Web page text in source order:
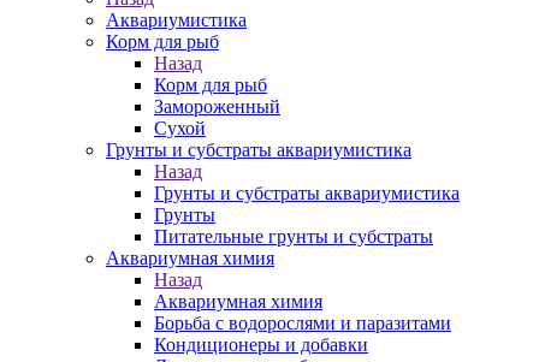
Аквариумистика
Корм для рыб
Назад
Корм для рыб
Замороженный
Сухой
Грунты и субстраты аквариумистика
Назад
Грунты и субстраты аквариумистика
Грунты
Питательные грунты и субстраты
Аквариумная химия
Назад
Аквариумная химия
Борьба с водорослями и паразитами
Кондиционеры и добавки